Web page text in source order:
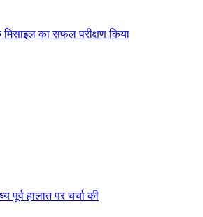
का सफल परीक्षण किया
पूर्व हालात पर चर्चा की